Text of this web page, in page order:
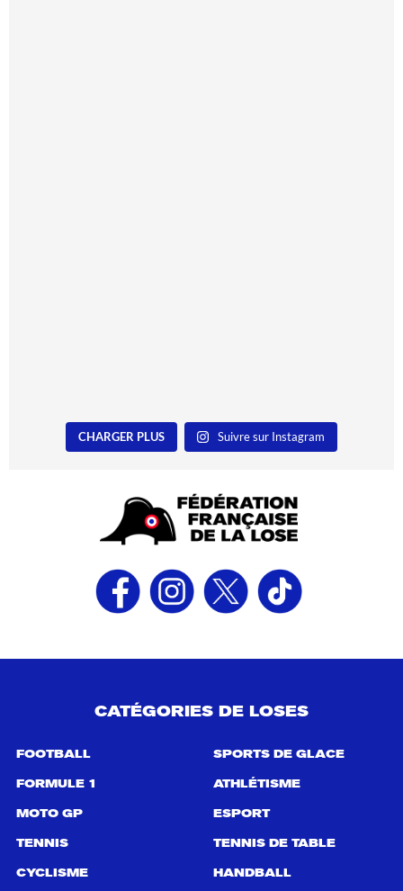
CHARGER PLUS Suivre sur Instagram
CATÉGORIES DE LOSES
FOOTBALL
FORMULE 1
MOTO GP
TENNIS
CYCLISME
SPORTS DE GLACE
ATHLÉTISME
ESPORT
TENNIS DE TABLE
HANDBALL